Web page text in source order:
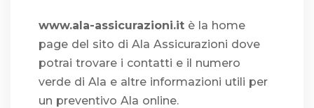
www.ala-assicurazioni.it è la home
page del sito di Ala Assicurazioni dove
potrai trovare i contatti e il numero
verde di Ala e altre informazioni utili per
un preventivo Ala online.